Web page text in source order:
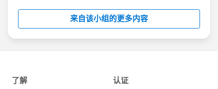
来自该小组的更多内容